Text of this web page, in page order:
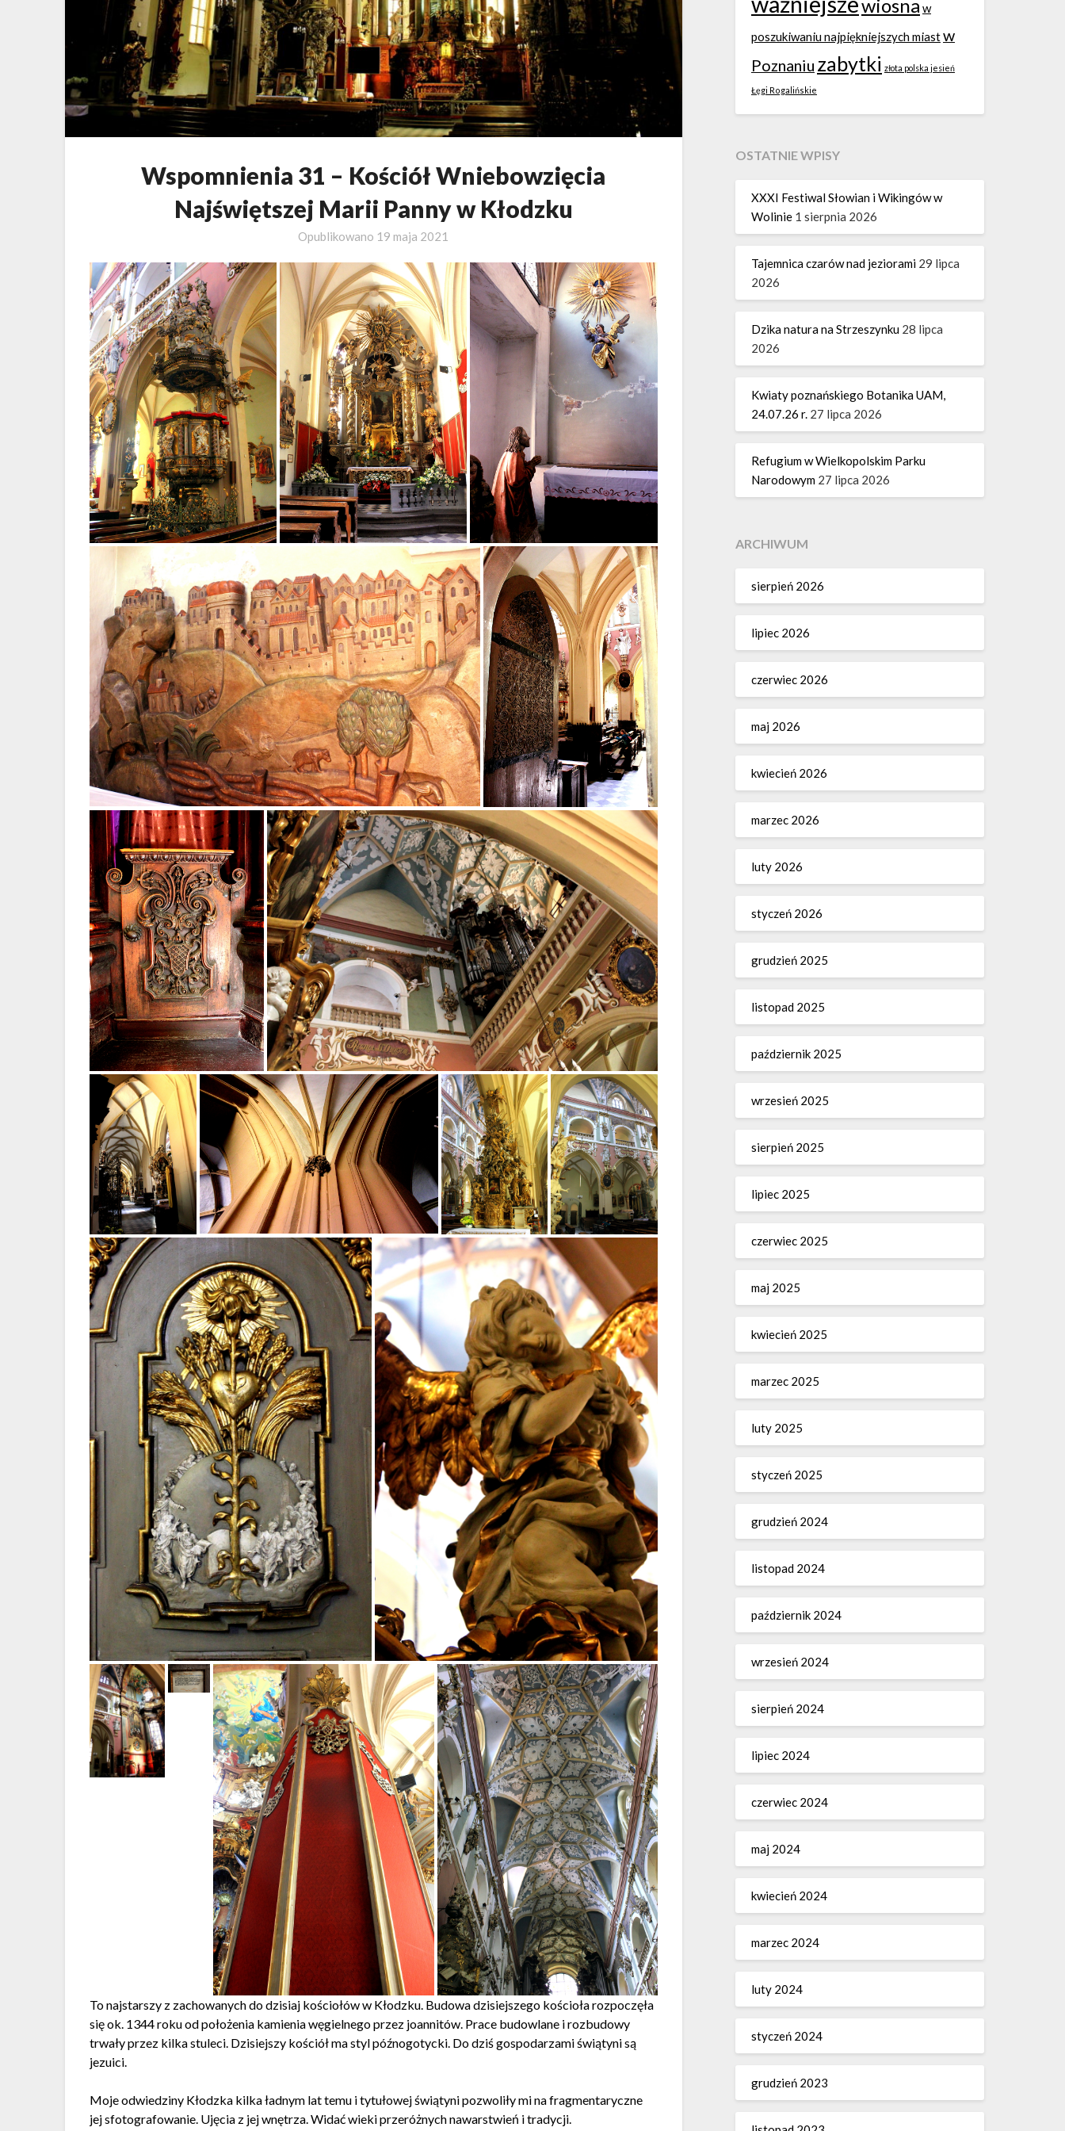
Wspomnienia 31 – Kościół Wniebowzięcia
Najświętszej Marii Panny w Kłodzku
Opublikowano 19 maja 2021
To najstarszy z zachowanych do dzisiaj kościołów w Kłodzku. Budowa dzisiejszego kościoła rozpoczęła
się ok. 1344 roku od położenia kamienia węgielnego przez joannitów. Prace budowlane i rozbudowy
trwały przez kilka stuleci. Dzisiejszy kościół ma styl późnogotycki. Do dziś gospodarzami świątyni są
jezuici.
Moje odwiedziny Kłodzka kilka ładnym lat temu i tytułowej świątyni pozwoliły mi na fragmentaryczne
jej sfotografowanie. Ujęcia z jej wnętrza. Widać wieki przeróżnych nawarstwień i tradycji.
wiosna w
poszukiwaniu najpiękniejszych miastw
Poznaniu zabytki złota polska jesień
Łęgi Rogalińskie
OSTATNIE WPISY
XXXI Festiwal Słowian i Wikingów w
Wolinie 1 sierpnia 2026
Tajemnica czarów nad jeziorami 29 lipca
2026
Dzika natura na Strzeszynku 28 lipca
2026
Kwiaty poznańskiego Botanika UAM,
24.07.26 r. 27 lipca 2026
Refugium w Wielkopolskim Parku
Narodowym 27 lipca 2026
ARCHIWUM
sierpień 2026
lipiec 2026
czerwiec 2026
maj 2026
kwiecień 2026
marzec 2026
luty 2026
styczeń 2026
grudzień 2025
listopad 2025
październik 2025
wrzesień 2025
sierpień 2025
lipiec 2025
czerwiec 2025
maj 2025
kwiecień 2025
marzec 2025
luty 2025
styczeń 2025
grudzień 2024
listopad 2024
październik 2024
wrzesień 2024
sierpień 2024
lipiec 2024
czerwiec 2024
maj 2024
kwiecień 2024
marzec 2024
luty 2024
styczeń 2024
grudzień 2023